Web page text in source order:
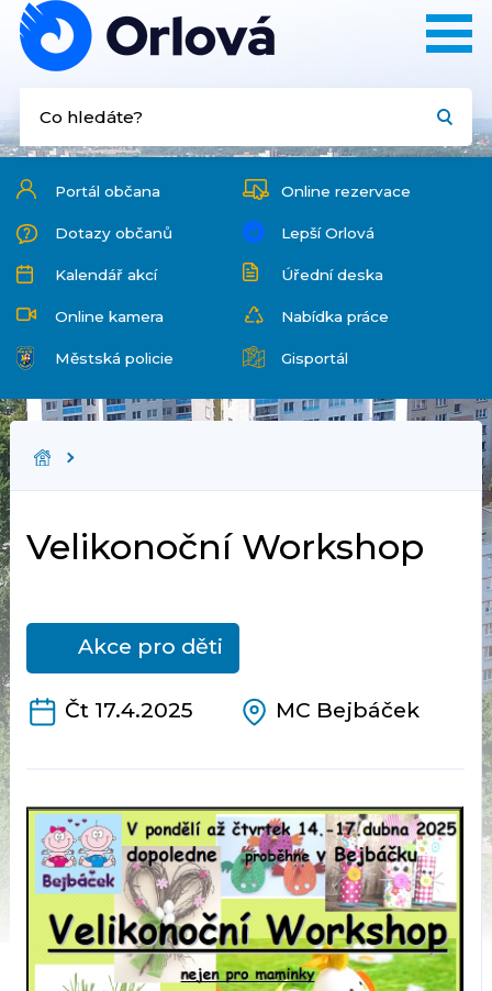
Portál občana Online rezervace
Dotazy občanů Lepší Orlová
Kalendář akcí Úřední deska
Online kamera Nabídka práce
Městská policie Gisportál
Velikonoční Workshop
Akce pro děti
Čt 17.4.2025 MC Bejbáček